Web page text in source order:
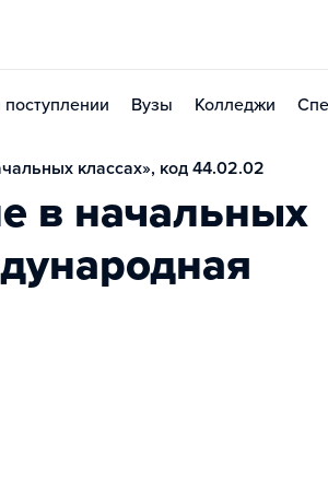
Вузы Колледжи
классах», код 44.02.02
в начальных